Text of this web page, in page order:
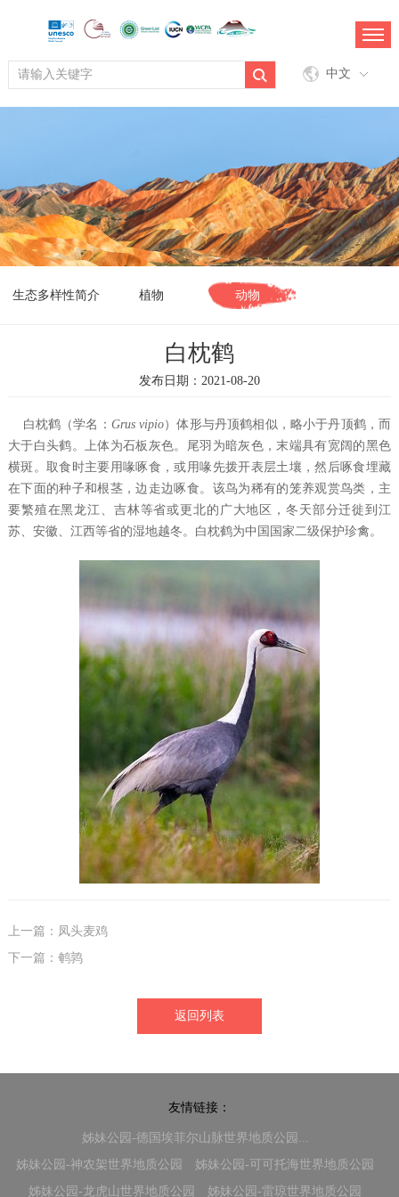
中文
生态多样性简介 植物 动物
白枕鹤
发布日期：2021-08-20
白枕鹤（学名： Grus vipio）体形与丹顶鹤相似，略小于丹顶鹤，而
大于白头鹤。上体为石板灰色。尾羽为暗灰色，末端具有宽阔的黑色
横斑。取食时主要用喙啄食，或用喙先拨开表层土壤，然后啄食埋藏
在下面的种子和根茎，边走边啄食。该鸟为稀有的笼养观赏鸟类，主
要繁殖在黑龙江、吉林等省或更北的广大地区，冬天部分迁徙到江
苏、安徽、江西等省的湿地越冬。白枕鹤为中国国家二级保护珍禽。
上一篇：凤头麦鸡
下一篇：鹌鹑
返回列表
友情链接：
姊妹公园-德国埃菲尔山脉世界地质公园...
姊妹公园-神农架世界地质公园
姊妹公园-可可托海世界地质公园
姊妹公园-龙虎山世界地质公园
姊妹公园-雷琼世界地质公园